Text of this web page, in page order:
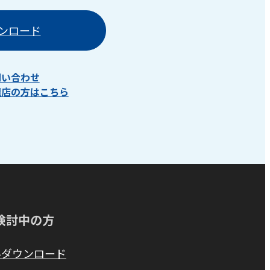
ロード
合わせ
の方はこちら
討中の方
ウンロード